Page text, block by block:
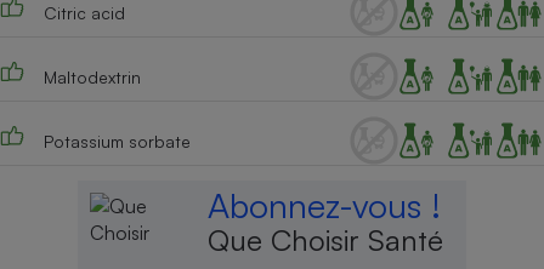
Citric acid
Maltodextrin
Potassium sorbate
Abonnez-vous !
Que Choisir Santé